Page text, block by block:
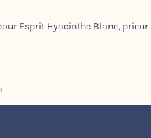
Esprit Hyacinthe Blanc,